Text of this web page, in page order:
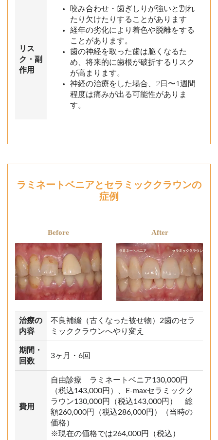
リス
ク・副
作用
咬み合わせ・歯ぎしりが強いと割れ
たり欠けたりすることがあります
経年の劣化により着色や脱離をする
ことがあります。
歯の神経を取った歯は脆くなるた
め、将来的に歯根が破折するリスク
が高まります。
神経の治療をした場合、2日〜1週間
程度は痛みが出る可能性がありま
す。
ラミネートベニアとセラミッククラウンの
症例
Before After
治療の
内容
不良補綴（古くなった被せ物）2歯のセラ
ミッククラウンへやり変え
期間・
回数
3ヶ月・6回
費用
自由診療 ラミネートベニア130,000円
（税込143,000円）、E-maxセラミックク
ラウン130,000円（税込143,000円） 総
額260,000円（税込286,000円）（当時の
価格）
※現在の価格では264,000円（税込）